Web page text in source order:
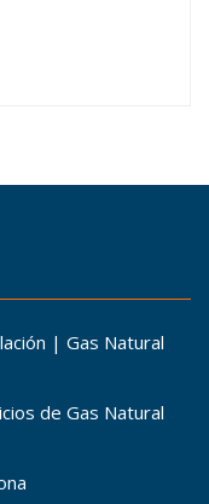
| Gas Natural
de Gas Natural